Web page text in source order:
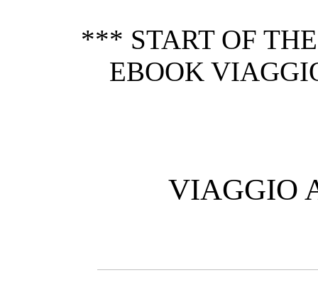
*** START OF
EBOOK
VIAGGIO